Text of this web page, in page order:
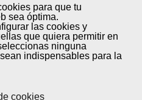
para que tu
sea óptima.
las cookies y
que quiera permitir en
ninguna
indispensables para la
cookies
para ti.
manejamos, podemos
en Preparatorios de